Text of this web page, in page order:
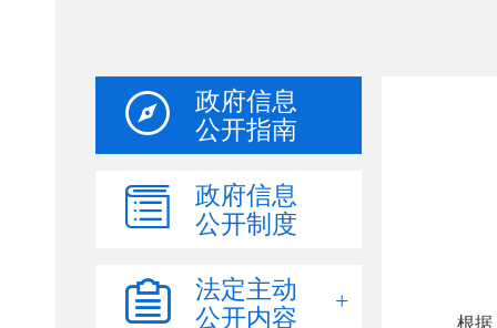
政府信息
公开指南
政府信息
公开制度
法定主动
公开内容